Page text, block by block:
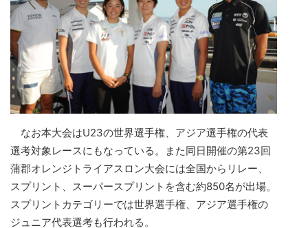
なお本大会はU23の世界選手権、アジア選手権の代表
選考対象レースにもなっている。また同日開催の第23回
蒲郡オレンジトライアスロン大会には全国からリレー、
スプリント、スーパースプリントを含む約850名が出場。
スプリントカテゴリーでは世界選手権、アジア選手権の
ジュニア代表選考も行われる。